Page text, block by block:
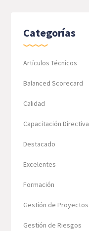
Categorías
Artículos Técnicos
Balanced Scorecard
Calidad
Capacitación Directiva
Destacado
Excelentes
Formación
Gestión de Proyectos
Gestión de Riesgos